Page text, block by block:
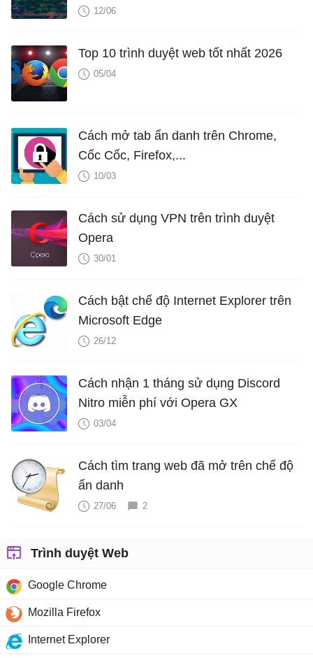
12/06
Top 10 trình duyệt web tốt nhất 2026
05/04
Cách mở tab ẩn danh trên Chrome,
Cốc Cốc, Firefox,...
10/03
Cách sử dụng VPN trên trình duyệt
Opera
30/01
Cách bật chế độ Internet Explorer trên
Microsoft Edge
26/12
Cách nhận 1 tháng sử dụng Discord
Nitro miễn phí với Opera GX
03/04
Cách tìm trang web đã mở trên chế độ
ẩn danh
27/06 2
Trình duyệt Web
Google Chrome
Mozilla Firefox
Internet Explorer